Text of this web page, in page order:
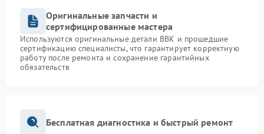
Оригинальные запчасти и
сертифицированные мастера
Используются оригинальные детали BBK и прошедшие
сертификацию специалисты, что гарантирует корректную
работу после ремонта и сохранение гарантийных
обязательств
Бесплатная диагностика и быстрый ремонт